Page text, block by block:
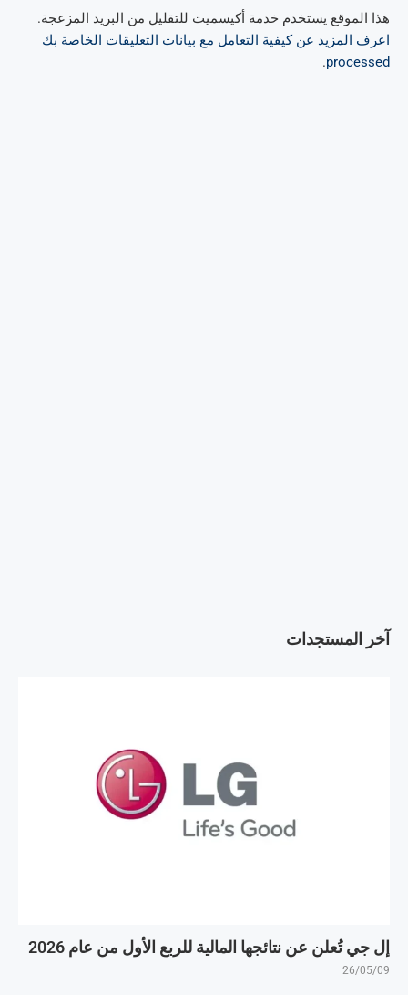
هذا الموقع يستخدم خدمة أكيسميت للتقليل من البريد المزعجة.
اعرف المزيد عن كيفية التعامل مع بيانات التعليقات الخاصة بك
processed
.
آخر المستجدات
إل جي تُعلن عن نتائجها المالية للربع الأول من عام 2026
26/05/09